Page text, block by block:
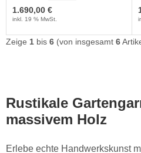
1.690,00 €
inkl. 19 % MwSt.
Zeige 1 bis 6 (von insgesamt 6
Rustikale
massivem Holz
Erlebe echte Handwerkskunst